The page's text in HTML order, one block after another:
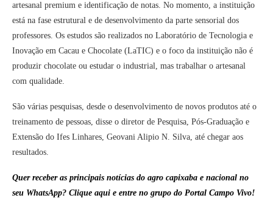
artesanal premium e identificação de notas. No momento, a instituição
está na fase estrutural e de desenvolvimento da parte sensorial dos
professores. Os estudos são realizados no Laboratório de Tecnologia e
Inovação em Cacau e Chocolate (LaTIC) e o foco da instituição não é
produzir chocolate ou estudar o industrial, mas trabalhar o artesanal
com qualidade.
São várias pesquisas, desde o desenvolvimento de novos produtos até o
treinamento de pessoas, disse o diretor de Pesquisa, Pós-Graduação e
Extensão do Ifes Linhares, Geovani Alipio N. Silva, até chegar aos
resultados.
Quer receber as principais notícias do agro capixaba e nacional no
seu WhatsApp? Clique aqui e entre no grupo do Portal Campo Vivo!